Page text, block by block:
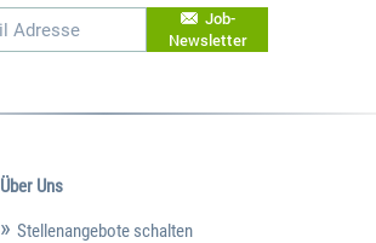
Job-
Newsletter
Über Uns
Stellenangebote schalten